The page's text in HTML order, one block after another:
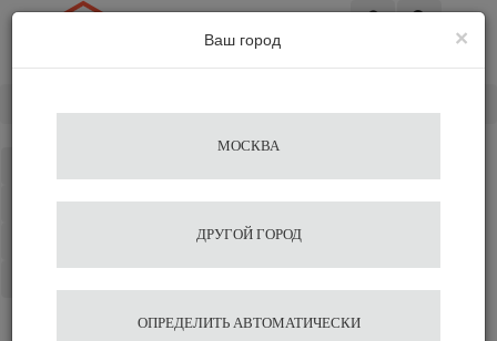
Избранное
×
Ваш город
МОСКВА
ДРУГОЙ ГОРОД
ОПРЕДЕЛИТЬ АВТОМАТИЧЕСКИ